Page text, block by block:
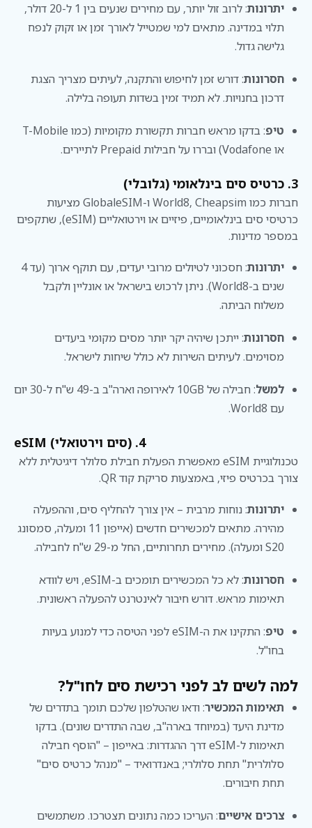
יתרונות
: לרוב זול יותר, עם מחירים שנעים בין 1 ל-20 דולר,
תלוי במדינה. מתאים למי שמטייל לאורך זמן או זקוק לנפח
גלישה גדול.
חסרונות: דורש זמן לחיפוש והתקנה, לעיתים מצריך הצגת
דרכון בחנויות. לא תמיד זמין בשדות תעופה בלילה.
טיפ
: בדקו מראש חברות תקשורת מקומיות (כמו T-Mobile
או Vodafone) ובררו על חבילות Prepaid לתיירים.
3. כרטיס סים בינלאומי (גלובלי)
חברות כמו World8, Cheapsim ו-GlobaleSIM מציעות
כרטיסי סים בינלאומיים, פיזיים או וירטואליים (eSIM), שתקפים
במספר מדינות.
יתרונות
: חסכוני לטיולים מרובי יעדים, עם תוקף ארוך (עד 4
שנים ב-World8). ניתן לרכוש בישראל או אונליין ולקבל
משלוח הביתה.
חסרונות: ייתכן שיהיה יקר יותר מסים מקומי ביעדים
מסוימים. לעיתים השירות לא כולל שיחות לישראל.
למשל
: חבילה של 10GB לאירופה וארה"ב ב-49 ש"ח ל-30 יום
עם World8.
eSIM (סים וירטואלי) .4
טכנולוגיית eSIM מאפשרת הפעלת חבילת סלולר דיגיטלית ללא
צורך בכרטיס פיזי, באמצעות סריקת קוד QR.
יתרונות: נוחות מרבית – אין צורך להחליף סים, וההפעלה
מהירה. מתאים למכשירים חדשים (אייפון 11 ומעלה, סמסונג
S20 ומעלה). מחירים תחרותיים, החל מ-29 ש"ח לחבילה.
חסרונות
: לא כל המכשירים תומכים ב-eSIM, ויש לוודא
תאימות מראש. דורש חיבור לאינטרנט להפעלה ראשונית.
טיפ
: התקינו את ה-eSIM לפני הטיסה כדי למנוע בעיות
בחו"ל.
למה לשים לב לפני רכישת סים לחו"ל?
תאימות המכשיר: ודאו שהטלפון שלכם תומך בתדרים של
מדינת היעד (במיוחד בארה"ב, שבה התדרים שונים). בדקו
תאימות ל-eSIM דרך ההגדרות: באייפון – "הוסף חבילה
סלולרית" תחת סלולרי; באנדרואיד – "מנהל כרטיס סים"
תחת חיבורים.
צרכים אישיים: העריכו כמה נתונים תצטרכו. משתמשים